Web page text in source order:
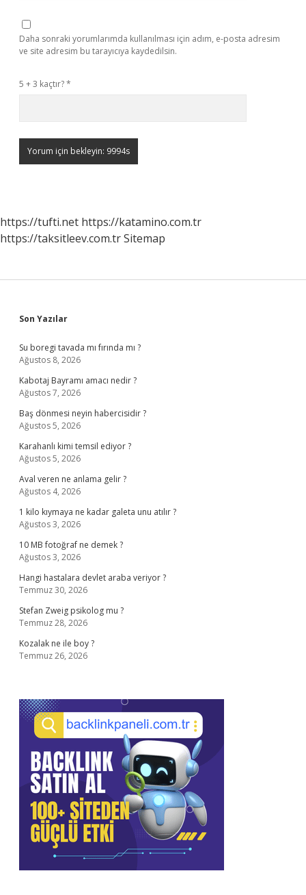
Daha sonraki yorumlarımda kullanılması için adım, e-posta adresim
ve site adresim bu tarayıcıya kaydedilsin.
5 + 3 kaçtır?*
https://tufti.net https://katamino.com.tr
https://taksitleev.com.trSitemap
Sidebar
Son Yazılar
Su boregi tavada mı fırında mı ?
Ağustos 8, 2026
Kabotaj Bayramı amacı nedir ?
Ağustos 7, 2026
Baş dönmesi neyin habercisidir ?
Ağustos 5, 2026
Karahanlı kimi temsil ediyor ?
Ağustos 5, 2026
Aval veren ne anlama gelir ?
Ağustos 4, 2026
1 kilo kıymaya ne kadar galeta unu atılır ?
Ağustos 3, 2026
10 MB fotoğraf ne demek ?
Ağustos 3, 2026
Hangi hastalara devlet araba veriyor ?
Temmuz 30, 2026
Stefan Zweig psikolog mu ?
Temmuz 28, 2026
Kozalak ne ile boy ?
Temmuz 26, 2026